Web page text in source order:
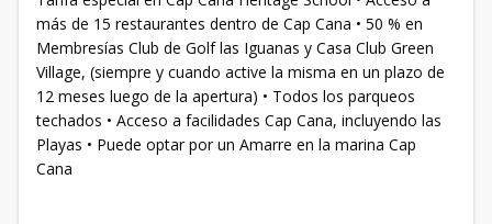
más de 15 restaurantes dentro de Cap Cana • 50 % en
Membresías Club de Golf las Iguanas y Casa Club Green
Village, (siempre y cuando active la misma en un plazo de
12 meses luego de la apertura) • Todos los parqueos
techados • Acceso a facilidades Cap Cana, incluyendo las
Playas • Puede optar por un Amarre en la marina Cap
Cana